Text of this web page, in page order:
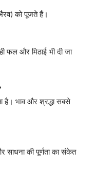
को पूजते हैं।
फल और मिठाई भी दी जा
है। भाव और श्रद्धा सबसे
साधना की पूर्णता का संकेत